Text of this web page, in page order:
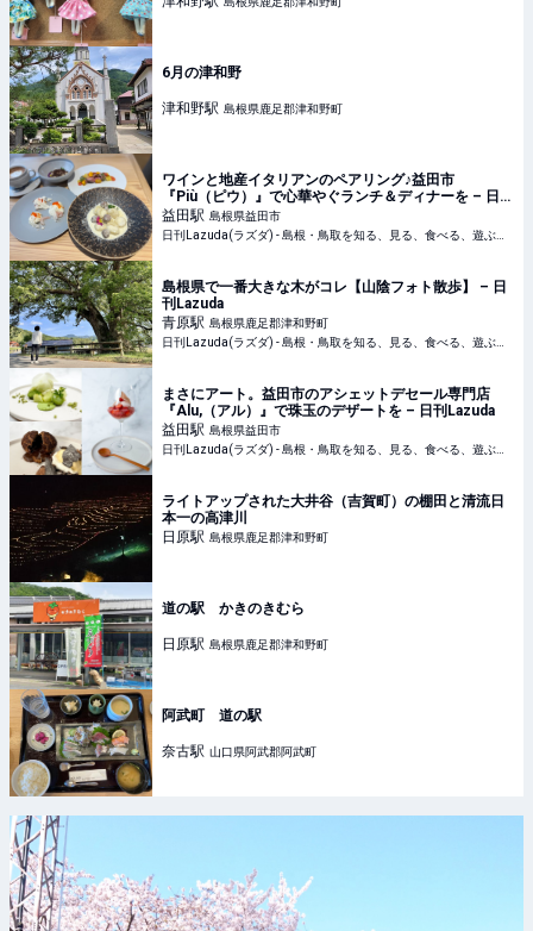
6月の津和野
津和野駅 島根県鹿足郡津和野町
ワインと地産イタリアンのペアリング♪益田市
『Più（ピウ）』で心華やぐランチ＆ディナーを – 日刊
Lazuda
益田駅 島根県益田市
島根県で一番大きな木がコレ【山陰フォト散歩】 – 日
刊Lazuda
青原駅 島根県鹿足郡津和野町
まさにアート。益田市のアシェットデセール専門店
『Alu,（アル）』で珠玉のデザートを – 日刊Lazuda
益田駅 島根県益田市
ライトアップされた大井谷（吉賀町）の棚田と清流日
本一の高津川
日原駅 島根県鹿足郡津和野町
道の駅 かきのきむら
日原駅 島根県鹿足郡津和野町
阿武町 道の駅
奈古駅 山口県阿武郡阿武町